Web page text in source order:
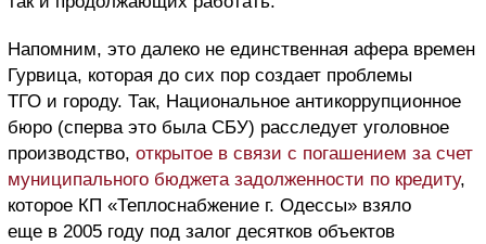
Напомним, это далеко не единственная афера времен
Гурвица, которая до сих пор создает проблемы
ТГО и городу. Так, Национальное антикоррупционное
бюро (сперва это была СБУ) расследует уголовное
производство, открытое в связи с погашением за счет
муниципального бюджета задолженности по кредиту,
которое КП «Теплоснабжение г. Одессы» взяло
еще в 2005 году под залог десятков объектов